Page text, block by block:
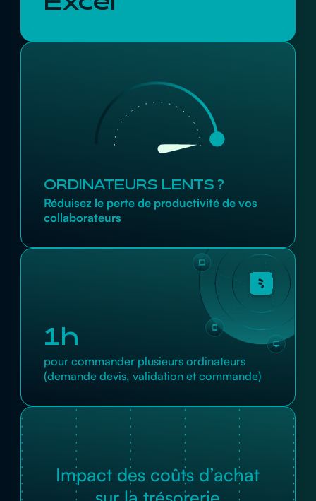
1h
pour commander plusieurs ordinateurs
(demande devis, validation et commande)
Impact des coûts d’achat
ORDINATEURS LENTS ?
Réduisez le perte de productivité de vos
collaborateurs